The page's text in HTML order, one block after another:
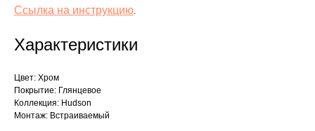
Ссылка на инструкцию.
Характеристики
Цвет: Хром
Покрытие: Глянцевое
Коллекция: Hudson
Монтаж: Встраиваемый